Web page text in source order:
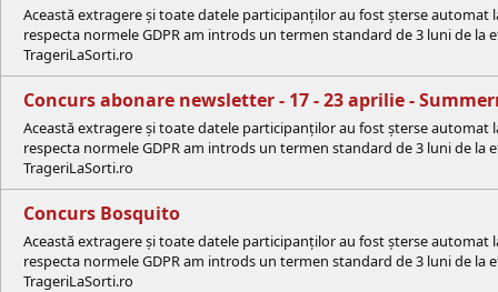
Această extragere și toate datele participanților au fost șterse
respecta normele GDPR am introds un termen standard de 3 luni de
TrageriLaSorti.ro
Concurs abonare newsletter - 17 - 23 aprilie -
Această extragere și toate datele participanților au fost șterse
respecta normele GDPR am introds un termen standard de 3 luni de
TrageriLaSorti.ro
Concurs Bosquito
Această extragere și toate datele participanților au fost șterse
respecta normele GDPR am introds un termen standard de 3 luni de
TrageriLaSorti.ro